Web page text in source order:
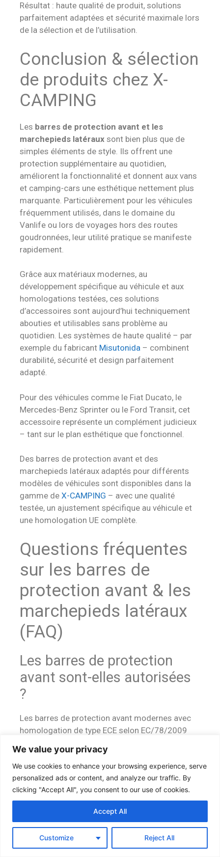
We value your privacy
We use cookies to enhance your browsing experience, serve
personalized ads or content, and analyze our traffic. By
clicking "Accept All", you consent to our use of cookies.
Customize Reject All
Accept All
Résultat : haute qualité de produit, solutions
parfaitement adaptées et sécurité maximale lors
de la sélection et de l’utilisation.
Conclusion & sélection
de produits chez X-
CAMPING
Les barres de protection avant et les
marchepieds latéraux sont bien plus que de
simples éléments de style. Ils offrent une
protection supplémentaire au quotidien,
améliorent la fonctionnalité et donnent aux vans
et camping-cars une esthétique nettement plus
marquante. Particulièrement pour les véhicules
fréquemment utilisés, dans le domaine du
Vanlife ou lors de voyages hors des routes
goudronnées, leur utilité pratique se manifeste
rapidement.
Grâce aux matériaux modernes, au
développement spécifique au véhicule et aux
homologations testées, ces solutions
d’accessoires sont aujourd’hui techniquement
abouties et utilisables sans problème au
quotidien. Les systèmes de haute qualité – par
exemple du fabricant Misutonida – combinent
durabilité, sécurité et design parfaitement
adapté.
Pour des véhicules comme le Fiat Ducato, le
Mercedes-Benz Sprinter ou le Ford Transit, cet
accessoire représente un complément judicieux
– tant sur le plan esthétique que fonctionnel.
Des barres de protection avant et des
marchepieds latéraux adaptés pour différents
modèles de véhicules sont disponibles dans la
gamme de X-CAMPING – avec une qualité
testée, un ajustement spécifique au véhicule et
une homologation UE complète.
Questions fréquentes
sur les barres de
protection avant & les
marchepieds latéraux
(FAQ)
Les barres de protection
avant sont-elles autorisées
?
Les barres de protection avant modernes avec
homologation de type ECE selon EC/78/2009
routière. La condition est un montage
professionnel ainsi que l’utilisation de systèmes
testés et homologués.
Les barres de protection
avant affectent-elles les
systèmes d’assistance ?